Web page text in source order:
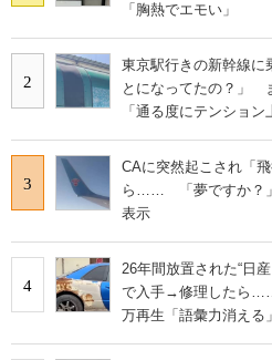
「胸熱でエモい」
2
東京駅行きの新幹線
とになってたの？」
「通る度にテンション
3
CAに突然起こされ「
ら…… 「夢ですか？」
表示
4
26年間放置された“日
で入手→修理したら
万再生「語彙力消える